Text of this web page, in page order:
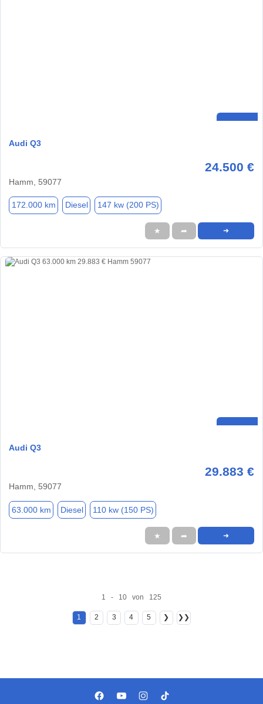
Audi Q3
24.500 €
Hamm, 59077
172.000 km Diesel 147 kw (200 PS)
★ ➦ ➜
Audi Q3
29.883 €
Hamm, 59077
63.000 km Diesel 110 kw (150 PS)
★ ➦ ➜
1 - 10 von 125
1 2 3 4 5 ❯ ❯❯